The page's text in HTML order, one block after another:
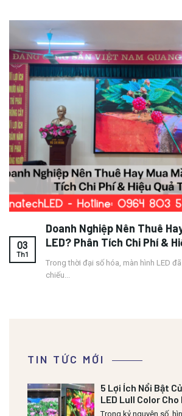
TIN TỨC MỚI
5 Lợi Ích Nổi Bật
LED Lull Color
Trong kỷ nguyên số,
Doanh Nghiệp Nên Thuê
LED? Phân Tích Chi Phí &
Trong thời đại số hóa, màn hình LED
chiếu...
03
Th1